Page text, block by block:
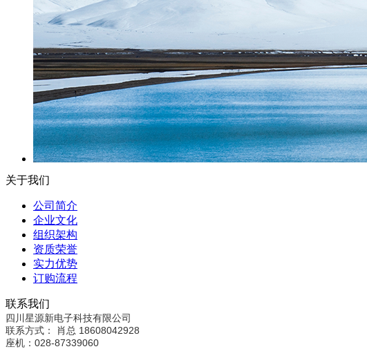
关于我们
公司简介
企业文化
组织架构
资质荣誉
实力优势
订购流程
联系我们
四川星源新电子科技有限公司
联系方式：
肖总 18608042928
座机：028-87339060